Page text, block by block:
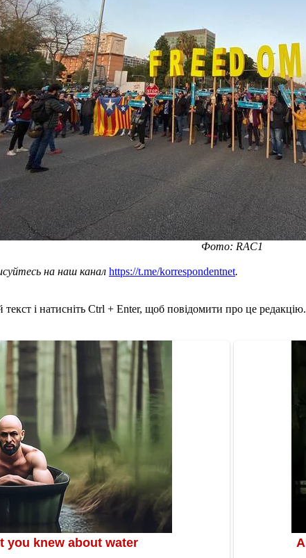
Фото: RAC1
на наш канал https://t.me/korrespondentnet.
і натисніть Ctrl + Enter, щоб повідомити про це редакцію.